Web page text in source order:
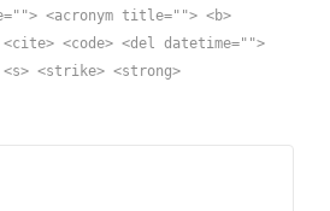
<acronym title=""> <b>
<code> <del datetime="">
<strike> <strong>